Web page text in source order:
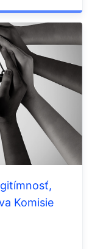
Komisie